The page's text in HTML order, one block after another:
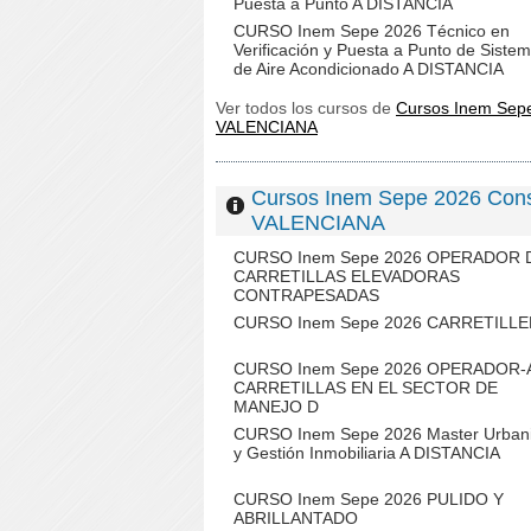
CURSO Inem Sepe 2026 Técnico en
Verificación y Puesta a Punto de
de Aire Acondicionado A DISTANCIA
Ver todos los cursos de Cursos Inem
VALENCIANA
Cursos Inem Sepe 2026
VALENCIANA
CURSO Inem Sepe 2026 OPERADOR
CARRETILLAS ELEVADORAS
CONTRAPESADAS
CURSO Inem Sepe 2026
CURSO Inem Sepe 2026 OPERADOR-
CARRETILLAS EN EL SECTOR DE
MANEJO D
CURSO Inem Sepe 2026 Master
y Gestión Inmobiliaria A DISTANCIA
CURSO Inem Sepe 2026 PULIDO Y
ABRILLANTADO